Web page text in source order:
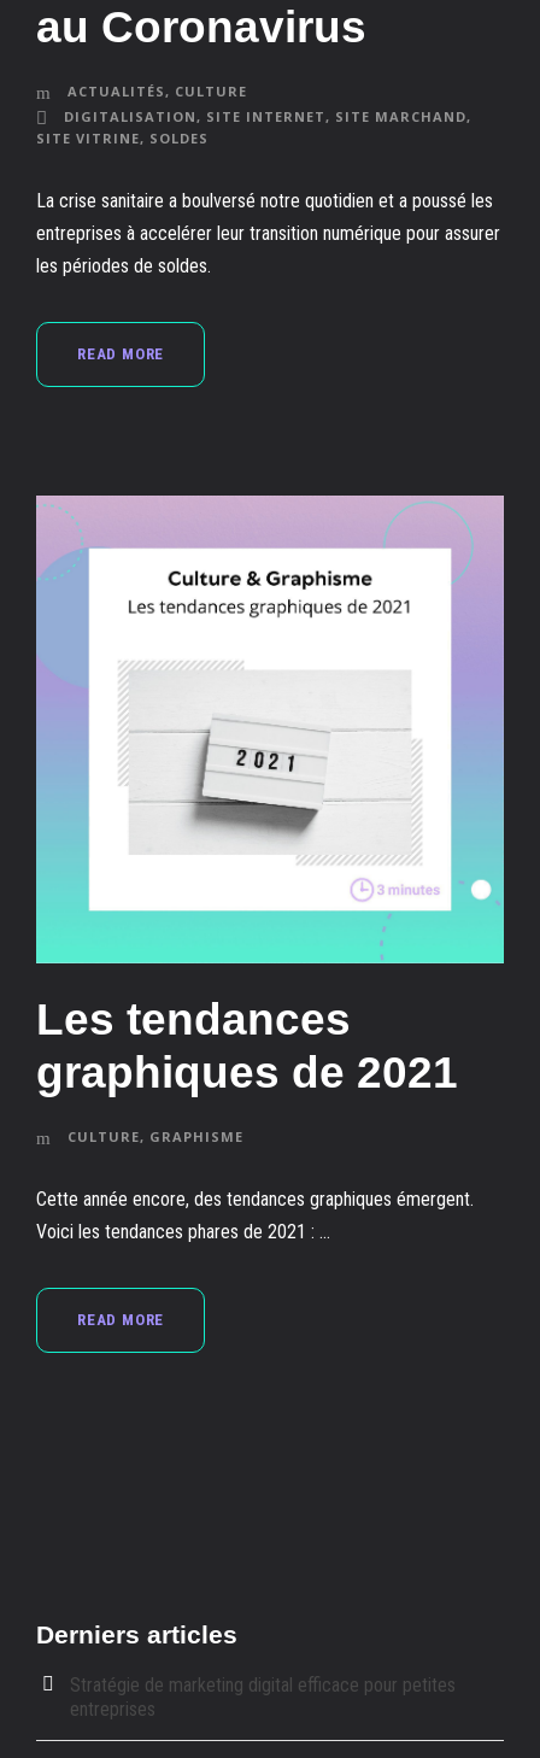
au Coronavirus
ACTUALITÉS, CULTURE
DIGITALISATION, SITE INTERNET, SITE MARCHAND,
SITE VITRINE, SOLDES
La crise sanitaire a boulversé notre quotidien et a poussé les
entreprises à accelérer leur transition numérique pour assurer
les périodes de soldes.
READ MORE
Les tendances
graphiques de 2021
CULTURE, GRAPHISME
Cette année encore, des tendances graphiques émergent.
Voici les tendances phares de 2021 : ...
READ MORE
Derniers articles
Stratégie de marketing digital efficace pour petites
entreprises